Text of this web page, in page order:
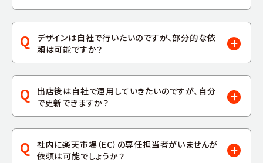
Q
デザインは自社で行いたいのですが、部分的な依
頼は可能ですか？
Q
出店後は自社で運用していきたいのですが、自分
で更新できますか？
Q
社内に楽天市場（EC）の専任担当者がいませんが
依頼は可能でしょうか？